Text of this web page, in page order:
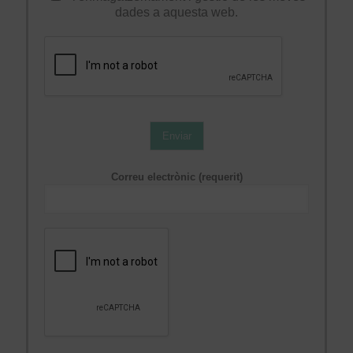
dades a aquesta web.
Enviar
Correu electrònic (requerit)